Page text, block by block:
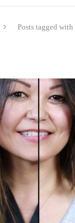
Posts tagged